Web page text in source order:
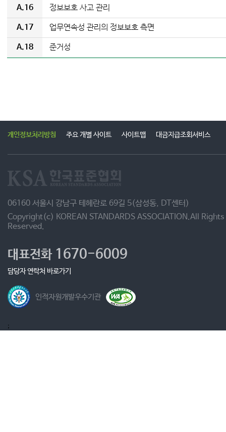
A.16 정보보호 사고 관리
A.17 업무연속성 관리의 정보보호 측면
A.18 준거성
개인정보처리방침 주요 개별 사이트 사이트맵 대금지급조회서비스
06160 서울시 강남구 테헤란로 69길 5(삼성동, DT센터)
Copyright(c) KOREAN STANDARDS ASSOCIATION.All Rights
Reserved.
대표전화1670-6009
담당자 연락처 바로가기
인적자원개발우수기관
;